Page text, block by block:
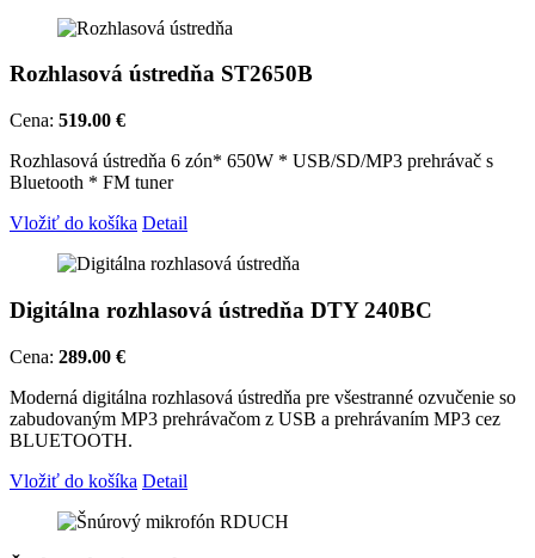
Rozhlasová ústredňa ST2650B
Cena: 519.00 €
Rozhlasová ústredňa 6 zón* 650W * USB/SD/MP3 prehrávač s
Bluetooth * FM tuner
Vložiť do košíka Detail
Digitálna rozhlasová ústredňa DTY 240BC
Cena: 289.00 €
Moderná digitálna rozhlasová ústredňa pre všestranné ozvučenie so
zabudovaným MP3 prehrávačom z USB a prehrávaním MP3 cez
BLUETOOTH.
Vložiť do košíka Detail